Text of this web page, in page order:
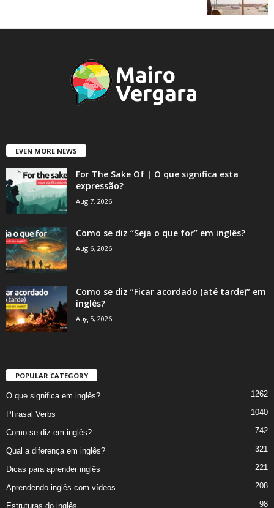
EVEN MORE NEWS
For The Sake Of | O que significa esta
expressão?
Aug 7, 2026
Como se diz “Seja o que for” em inglês?
Aug 6, 2026
Como se diz “Ficar acordado (até tarde)” em
inglês?
Aug 5, 2026
POPULAR CATEGORY
O que significa em inglês? 1262
Phrasal Verbs 1040
Como se diz em inglês? 742
Qual a diferença em inglês? 321
Dicas para aprender inglês 221
Aprendendo inglês com vídeos 208
Estruturas do inglês 98